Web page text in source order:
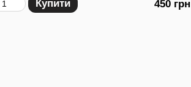
Купити 450 грн